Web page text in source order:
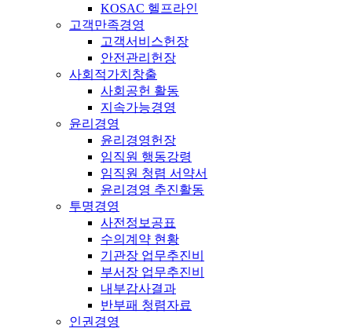
KOSAC 헬프라인
고객만족경영
고객서비스헌장
안전관리헌장
사회적가치창출
사회공헌 활동
지속가능경영
윤리경영
윤리경영헌장
임직원 행동강령
임직원 청렴 서약서
윤리경영 추진활동
투명경영
사전정보공표
수의계약 현황
기관장 업무추진비
부서장 업무추진비
내부감사결과
반부패 청렴자료
인권경영